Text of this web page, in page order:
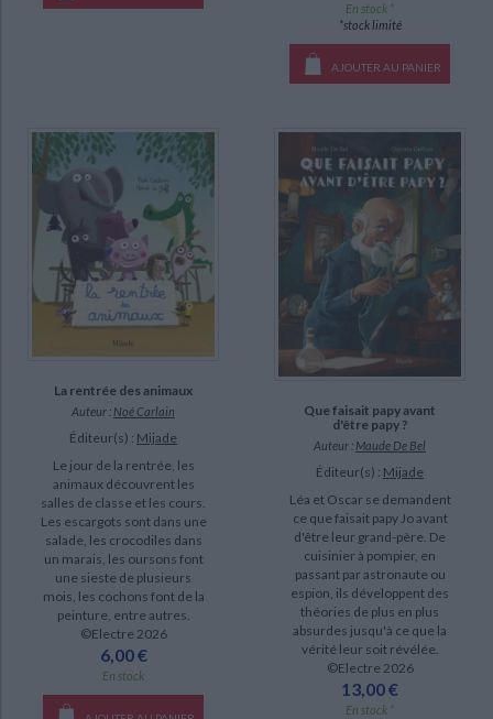
En stock *
*stock limité
AJOUTER AU PANIER
La rentrée des animaux
Auteur : Noé Carlain
Éditeur(s) : Mijade
Le jour de la rentrée, les
animaux découvrent les
salles de classe et les cours.
Les escargots sont dans une
salade, les crocodiles dans
un marais, les oursons font
une sieste de plusieurs
mois, les cochons font de la
peinture, entre autres.
©Electre 2026
6,00 €
En stock
Que faisait papy avant
d'être papy ?
Auteur : Maude De Bel
Éditeur(s) : Mijade
Léa et Oscar se demandent
ce que faisait papy Jo avant
d'être leur grand-père. De
cuisinier à pompier, en
passant par astronaute ou
espion, ils développent des
théories de plus en plus
absurdes jusqu'à ce que la
vérité leur soit révélée.
©Electre 2026
13,00 €
En stock *